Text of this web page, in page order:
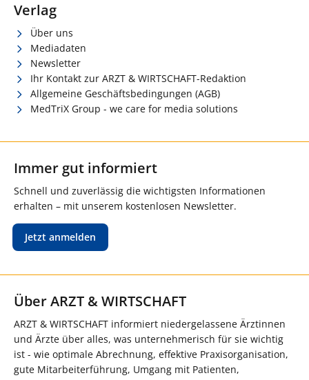
Verlag
Über uns
Mediadaten
Newsletter
Ihr Kontakt zur ARZT & WIRTSCHAFT-Redaktion
Allgemeine Geschäftsbedingungen (AGB)
MedTriX Group - we care for media solutions
Immer gut informiert
Schnell und zuverlässig die wichtigsten Informationen
erhalten – mit unserem kostenlosen Newsletter.
Jetzt anmelden
Über ARZT & WIRTSCHAFT
ARZT & WIRTSCHAFT informiert niedergelassene Ärztinnen
und Ärzte über alles, was unternehmerisch für sie wichtig
ist - wie optimale Abrechnung, effektive Praxisorganisation,
gute Mitarbeiterführung, Umgang mit Patienten,